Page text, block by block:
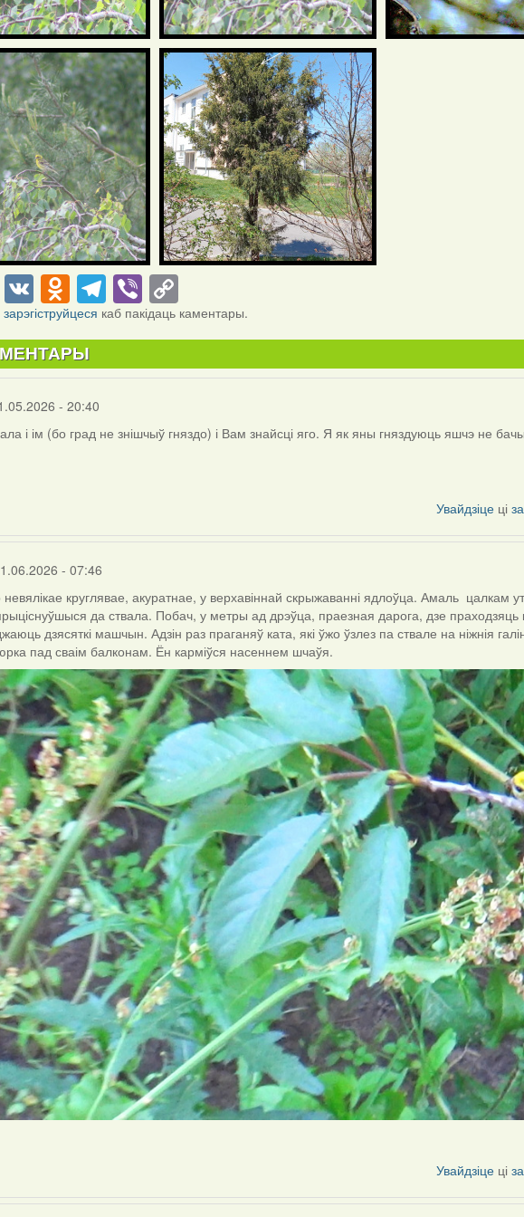
Twitter
VKOdnoklassniki
Telegram
Viber
Link
зарэгіструйцеся каб пакідаць каментары.
- 20:40
і ім (бо град не знішчыў гняздо) і Вам знайсці яго. Я як яны гняздуюць яшчэ не
Увайдзіце ці
- 07:46
невялікае круглявае, акуратнае, у верхавіннай скрыжаванні ядлоўца. Амаль цалкам
да ствала. Побач, у метры ад дрэўца, праезная дарога, дзе праходзяць
дзясяткі машчын. Адзін раз праганяў ката, які ўжо ўзлез па ствале на ніжнія
пад сваім балконам. Ён карміўся насеннем шчаўя.
Увайдзіце ці